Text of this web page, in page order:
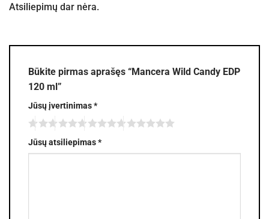
Atsiliepimų dar nėra.
Būkite pirmas aprašęs “Mancera Wild Candy EDP
120 ml”
Jūsų įvertinimas*
Jūsų atsiliepimas*